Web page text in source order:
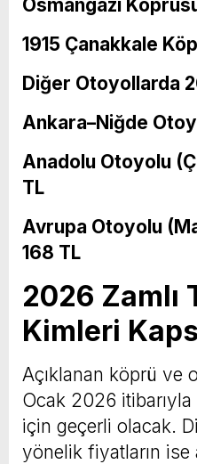
Osmangazi
1915 Çanakkale
Diğer Otoyollarda
Ankara–Niğde
Anadolu Otoyolu
TL
Avrupa Otoyolu
168 TL
2026 Zamlı
Kimleri
Açıklanan köprü ve
Ocak 2026
için geçerli olacak.
yönelik fiyatların ise